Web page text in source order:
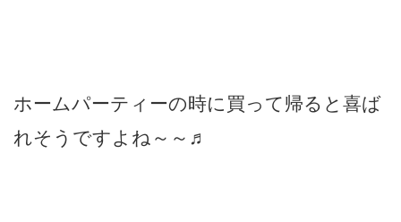
ホームパーティーの時に買って帰ると喜ば
れそうですよね～～♬